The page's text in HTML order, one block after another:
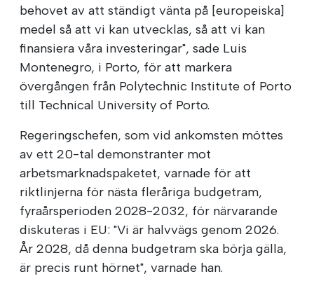
behovet av att ständigt vänta på [europeiska]
medel så att vi kan utvecklas, så att vi kan
finansiera våra investeringar", sade Luis
Montenegro, i Porto, för att markera
övergången från Polytechnic Institute of Porto
till Technical University of Porto.
Regeringschefen, som vid ankomsten möttes
av ett 20-tal demonstranter mot
arbetsmarknadspaketet, varnade för att
riktlinjerna för nästa fleråriga budgetram,
fyraårsperioden 2028-2032, för närvarande
diskuteras i EU: "Vi är halvvägs genom 2026.
År 2028, då denna budgetram ska börja gälla,
är precis runt hörnet", varnade han.